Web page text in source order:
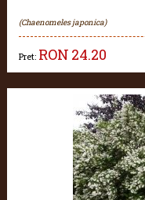
(Chaenomeles japonica)
Pret: RON 24.20